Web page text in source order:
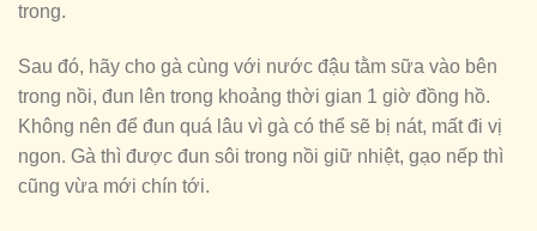
trong.
Sau đó, hãy cho gà cùng với nước đậu tằm sữa vào bên
trong nồi, đun lên trong khoảng thời gian 1 giờ đồng hồ.
Không nên để đun quá lâu vì gà có thể sẽ bị nát, mất đi vị
ngon. Gà thì được đun sôi trong nồi giữ nhiệt, gạo nếp thì
cũng vừa mới chín tới.